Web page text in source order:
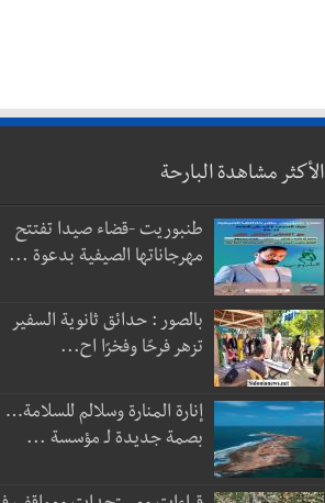
الأكثر مشاهدة البارحة
طنبوريت -قضاء صيدا تفتتح
مهرجاناتها الصيفية بدعوة ...
بالصور : حدائق ثانوية السفير
تزهر فرحًا وفخرًا اح...
إنارة المنارة وسلالم للسلامة…
بصمة جديدة لـ مؤسسة ...